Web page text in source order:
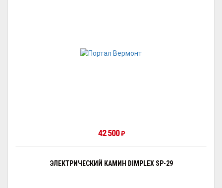
42 500₽
ЭЛЕКТРИЧЕСКИЙ КАМИН DIMPLEX SP-29